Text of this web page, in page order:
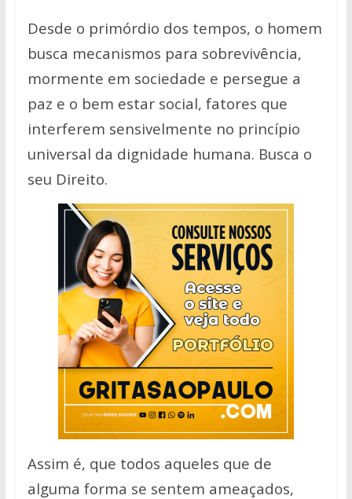
p k k
Desde o primórdio dos tempos, o homem
busca mecanismos para sobrevivência,
mormente em sociedade e persegue a
paz e o bem estar social, fatores que
interferem sensivelmente no princípio
universal da dignidade humana. Busca o
seu Direito.
Assim é, que todos aqueles que de
alguma forma se sentem ameaçados,